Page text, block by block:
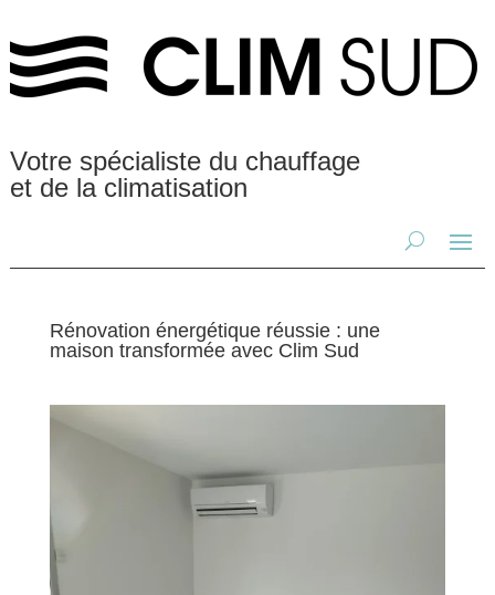
Votre spécialiste du chauffage
et de la climatisation
Rénovation énergétique réussie : une
maison transformée avec Clim Sud